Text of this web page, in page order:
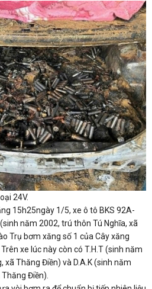
24V.
15h25ngày 1/5, xe ô tô BKS 92A-
năm 2002, trú thôn Tú Nghĩa, xã
Trụ bơm xăng số 1 của Cây xăng
xe lúc này còn có T.H.T (sinh năm
xã Thăng Điền) và D.A.K (sinh năm
Điền).